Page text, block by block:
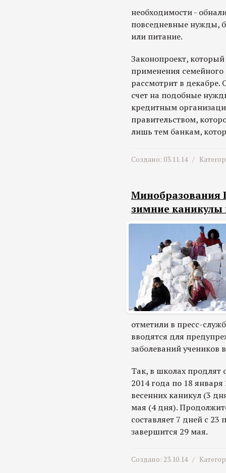
необходимости -
повседневные нужды,
или питание.
Законопроект,
применения семейного
рассмотрит в декабре.
счет на подобные
кредитным
правительством,
лишь тем банкам,
Создано: 03.11.14 /
Минобразования
зимние
отметили в пресс-
вводятся для
заболеваний учеников
Так, в школах продлят
2014 года по 18
весенних каникул (3
мая (4 дня).
составляет 7 дней с
завершится 29 мая.
Создано: 23.10.14 /